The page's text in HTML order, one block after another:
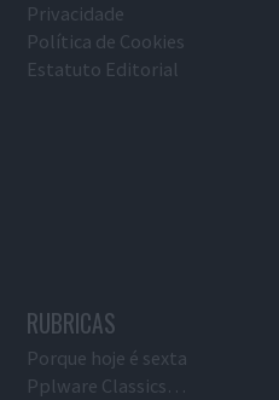
Privacidade
Política de Cookies
Estatuto Editorial
RUBRICAS
Porque hoje é sexta
Pplware Classics…